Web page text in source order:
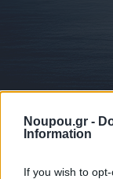
Noupou.gr -
Information
If you wish to